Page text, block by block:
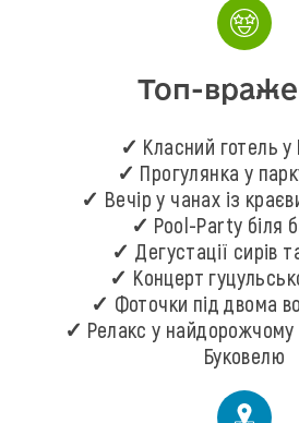
Топ-
✓ Класний готель у
✓ Прогулянка у
✓ Вечір у чанах із
✓ Pool-Party біля
✓ Дегустації сирів
✓ Концерт
✓ Фоточки під двома
✓ Релакс у найдорожчому
Буковелю